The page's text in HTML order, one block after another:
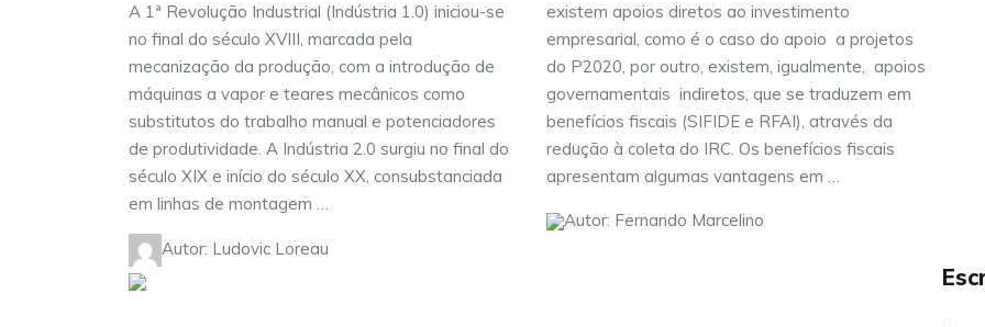
A 1ª Revolução Industrial (Indústria 1.0) iniciou-se
no final do século XVIII, marcada pela
mecanização da produção, com a introdução de
máquinas a vapor e teares mecânicos como
substitutos do trabalho manual e potenciadores
de produtividade. A Indústria 2.0 surgiu no final do
século XIX e início do século XX, consubstanciada
em linhas de montagem …
Autor: Ludovic Loreau
existem apoios diretos ao investimento
empresarial, como é o caso do apoio a projetos
do P2020, por outro, existem, igualmente, apoios
governamentais indiretos, que se traduzem em
benefícios fiscais (SIFIDE e RFAI), através da
redução à coleta do IRC. Os benefícios fiscais
apresentam algumas vantagens em …
Autor: Fernando Marcelino